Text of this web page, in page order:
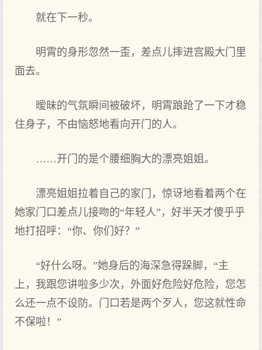
就在下一秒。
明霄的身形忽然一歪，差点儿摔进宫殿大门里
面去。
暧昧的气氛瞬间被破坏，明霄踉跄了一下才稳
住身子，不由恼怒地看向开门的人。
……开门的是个腰细胸大的漂亮姐姐。
漂亮姐姐拉着自己的家门，惊讶地看着两个在
她家门口差点儿接吻的“年轻人”，好半天才傻乎乎
地打招呼：“你、你们好？”
“好什么呀。”她身后的海深急得跺脚，“主
上，我跟您讲啦多少次，外面好危险好危险，您怎
么还一点不设防。门口若是两个歹人，您这就性命
不保啦！”